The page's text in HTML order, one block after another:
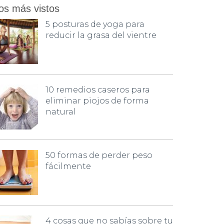
más vistos
5 posturas de yoga para
reducir la grasa del vientre
10 remedios caseros para
eliminar piojos de forma
natural
50 formas de perder peso
fácilmente
4 cosas que no sabías sobre tu